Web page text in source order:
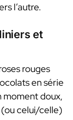
l’autre.
et
rouges
en série
moment doux,
celui/celle)